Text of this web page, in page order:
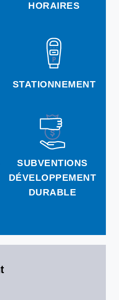
HORAIRES
STATIONNEMENT
SUBVENTIONS
DÉVELOPPEMENT
DURABLE